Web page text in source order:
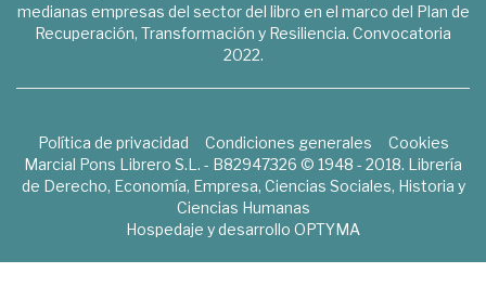
medianas empresas del sector del libro en el marco del Plan de
Recuperación, Transformación y Resiliencia. Convocatoria
2022.
Política de privacidad Condiciones generales
Cookies
Marcial Pons Librero S.L. - B82947326 © 1948 - 2018. Librería
de Derecho, Economía, Empresa, Ciencias Sociales, Historia y
Ciencias Humanas
Hospedaje y desarrollo OPTYMA